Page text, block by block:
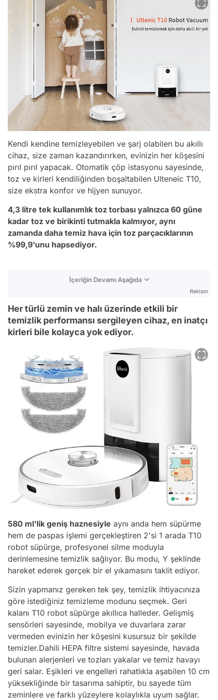
Kendi kendine temizleyebilen ve şarj olabilen bu akıllı
cihaz, size zaman kazandırırken, evinizin her köşesini
pırıl pırıl yapacak. Otomatik çöp istasyonu sayesinde,
toz ve kirleri kendiliğinden boşaltabilen Ulteneic T10,
size ekstra konfor ve hijyen sunuyor.
4,3 litre tek kullanımlık toz torbası yalnızca 60 güne
kadar toz ve birikinti tutmakla kalmıyor, aynı
zamanda daha temiz hava için toz parçacıklarının
%99,9'unu hapsediyor.
İçeriğin Devamı Aşağıda
Reklam
Her türlü zemin ve halı üzerinde etkili bir
temizlik performansı sergileyen cihaz, en inatçı
kirleri bile kolayca yok ediyor.
580 ml'lik geniş haznesiyle aynı anda hem süpürme
hem de paspas işlemi gerçekleştiren 2'si 1 arada T10
robot süpürge, profesyonel silme moduyla
derinlemesine temizlik sağlıyor. Bu modu, Y şeklinde
hareket ederek gerçek bir el yıkamasını taklit ediyor.
Sizin yapmanız gereken tek şey, temizlik ihtiyacınıza
göre istediğiniz temizleme modunu seçmek. Geri
kalanı T10 robot süpürge akıllıca halleder. Gelişmiş
sensörleri sayesinde, mobilya ve duvarlara zarar
vermeden evinizin her köşesini kusursuz bir şekilde
temizler.Dahili HEPA filtre sistemi sayesinde, havada
bulunan alerjenleri ve tozları yakalar ve temiz havayı
geri salar. Eşikleri ve engelleri rahatlıkla aşabilen 10 cm
yüksekliğinde bir tasarıma sahiptir, bu sayede tüm
zeminlere ve farklı yüzeylere kolaylıkla uyum sağlar.